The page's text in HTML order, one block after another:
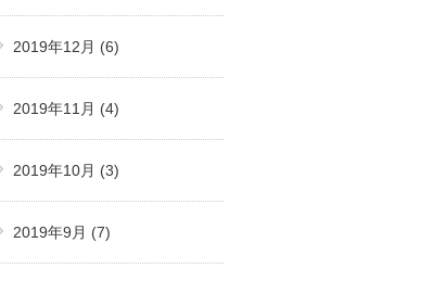
2019年12月 (6)
2019年11月 (4)
2019年10月 (3)
2019年9月 (7)